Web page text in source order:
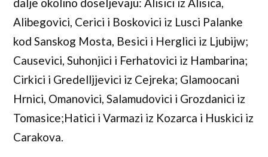
Alibegovici, Cerici i Boskovici iz Lusci Palanke
kod Sanskog Mosta, Besici i Herglici iz Ljubijw;
Causevici, Suhonjici i Ferhatovici iz Hambarina;
Cirkici i Gredelljjevici iz Cejreka; Glamoocani
Hrnici, Omanovici, Salamudovici i Grozdanici iz
Tomasice;Hatici i Varmazi iz Kozarca i Huskici iz
Carakova.